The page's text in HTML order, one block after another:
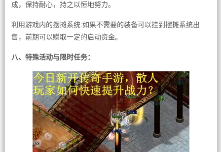
成，保持耐心，持之以恒地努力。
利用游戏内的摆摊系统:如果不需要的装备可以挂到摆摊系统出
售，前期可以赚取一定的启动资金。
八、特殊活动与限时任务：